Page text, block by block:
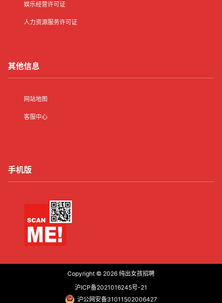
娱乐经营许可证
人力资源服务许可证
其他信息
网站地图
客服中心
手机版
Copyright © 2026 纯出女孩招聘
沪ICP备2021016245号-21
沪公网安备31011502006427